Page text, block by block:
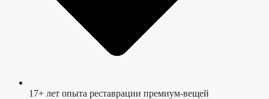
17+ лет опыта реставрации премиум-вещей